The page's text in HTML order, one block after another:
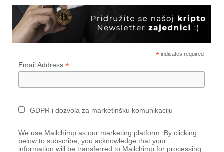
*indicates required
Email Address *
GDPR i dozvola za marketinšku komunikaciju
We use Mailchimp as our marketing platform. By clicking
below to subscribe, you acknowledge that your
information will be transferred to Mailchimp for processing.